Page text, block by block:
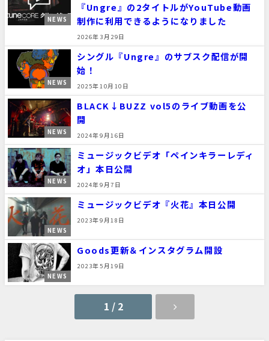
NEWS
『Ungre』の2タイトルがYouTube動画
制作に利用できるようになりました
2026年3月29日
NEWS
シングル『Ungre』のサブスク配信が開
始！
2025年10月10日
NEWS
BLACK↓BUZZ vol5のライブ動画を公
開
2024年9月16日
NEWS
ミュージックビデオ「ペインキラーレディ
オ」本日公開
2024年9月7日
NEWS
ミュージックビデオ『火花』本日公開
2023年9月18日
NEWS
Goods更新＆インスタグラム開設
2023年5月19日
1 / 2